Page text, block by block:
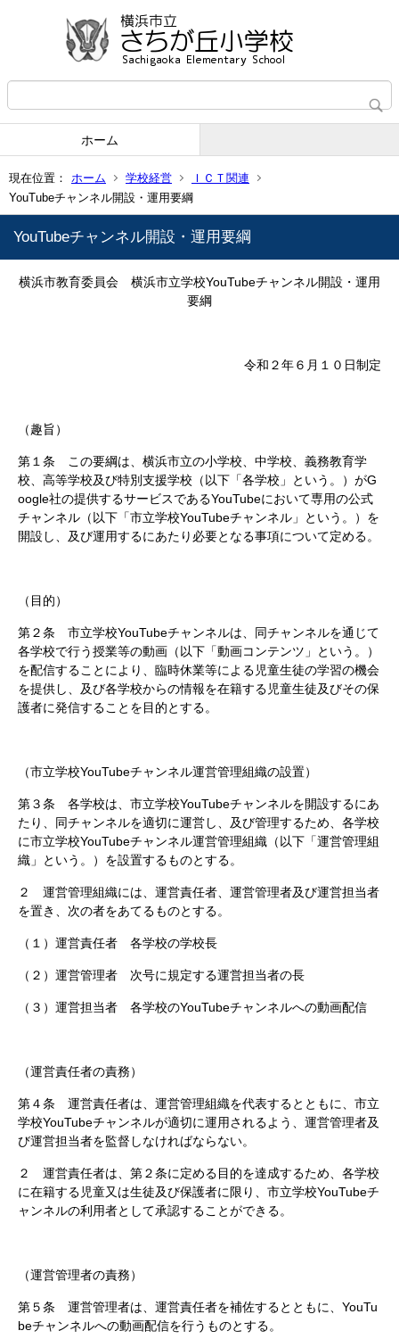
ホーム
現在位置： ホーム 学校経営
ＩＣＴ関連
YouTubeチャンネル開設・運用要綱
YouTubeチャンネル開設・運用要綱
横浜市教育委員会 横浜市立学校YouTubeチャンネル開設・運用
要綱
令和２年６月１０日制定
（趣旨）
第１条 この要綱は、横浜市立の小学校、中学校、義務教育学
校、高等学校及び特別支援学校（以下「各学校」という。）がG
oogle社の提供するサービスであるYouTubeにおいて専用の公式
チャンネル（以下「市立学校YouTubeチャンネル」という。）を
開設し、及び運用するにあたり必要となる事項について定める。
（目的）
第２条 市立学校YouTubeチャンネルは、同チャンネルを通じて
各学校で行う授業等の動画（以下「動画コンテンツ」という。）
を配信することにより、臨時休業等による児童生徒の学習の機会
を提供し、及び各学校からの情報を在籍する児童生徒及びその保
護者に発信することを目的とする。
（市立学校YouTubeチャンネル運営管理組織の設置）
第３条 各学校は、市立学校YouTubeチャンネルを開設するにあ
たり、同チャンネルを適切に運営し、及び管理するため、各学校
に市立学校YouTubeチャンネル運営管理組織（以下「運営管理組
織」という。）を設置するものとする。
２ 運営管理組織には、運営責任者、運営管理者及び運営担当者
を置き、次の者をあてるものとする。
（１）運営責任者 各学校の学校長
（２）運営管理者 次号に規定する運営担当者の長
（３）運営担当者 各学校のYouTubeチャンネルへの動画配信
（運営責任者の責務）
第４条 運営責任者は、運営管理組織を代表するとともに、市立
学校YouTubeチャンネルが適切に運用されるよう、運営管理者及
び運営担当者を監督しなければならない。
２ 運営責任者は、第２条に定める目的を達成するため、各学校
に在籍する児童又は生徒及び保護者に限り、市立学校YouTubeチ
ャンネルの利用者として承認することができる。
（運営管理者の責務）
第５条 運営管理者は、運営責任者を補佐するとともに、YouTu
beチャンネルへの動画配信を行うものとする。